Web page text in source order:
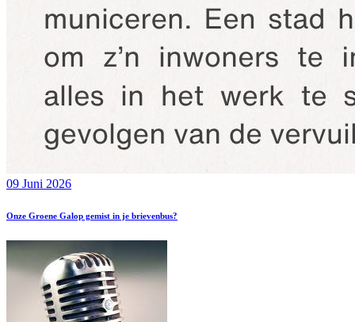
09 Juni 2026
Onze Groene Galop gemist in je brievenbus?